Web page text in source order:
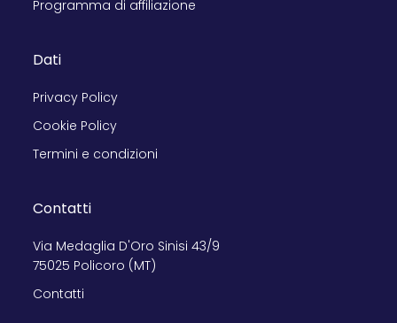
Programma di affiliazione
Dati
Privacy Policy
Cookie Policy
Termini e condizioni
Contatti
Via Medaglia D'Oro Sinisi 43/9
75025 Policoro (MT)
Contatti